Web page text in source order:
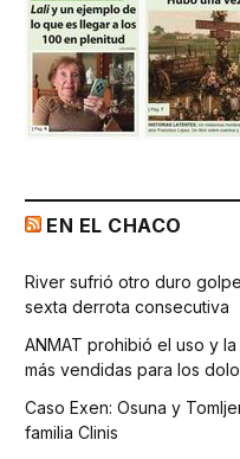
EN EL CHACO
River sufrió otro duro
sexta derrota consecutiva
ANMAT prohibió el uso y
más vendidas para los
Caso Exen: Osuna y
familia Clinis